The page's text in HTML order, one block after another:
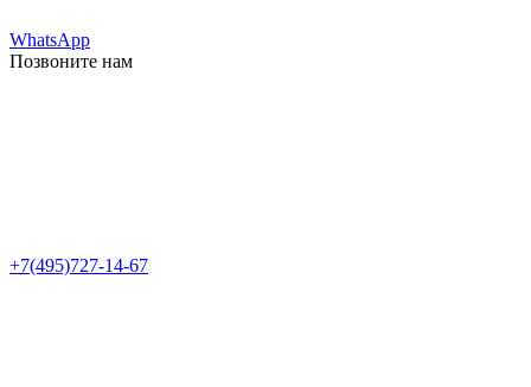
WhatsApp
Позвоните нам
+7(495)727-14-67